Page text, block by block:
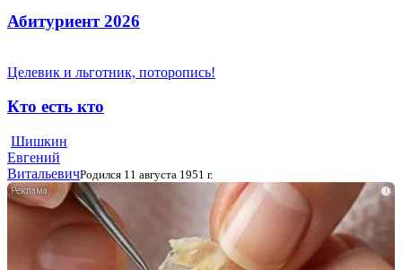
Абитуриент 2026
Целевик и льготник, поторопись!
Кто есть кто
Шишкин
Евгений
ВитальевичРодился 11 августа 1951 г.
i